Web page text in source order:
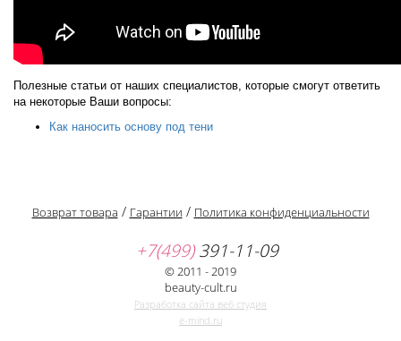
Полезные статьи от наших специалистов, которые смогут ответить
на некоторые Ваши вопросы:
Как наносить основу под тени
Возврат товара / Гарантии / Политика конфиденциальности
+7(499)391-11-09
© 2011 - 2019
beauty-cult.ru
Разработка сайта веб студия
e-mind.ru